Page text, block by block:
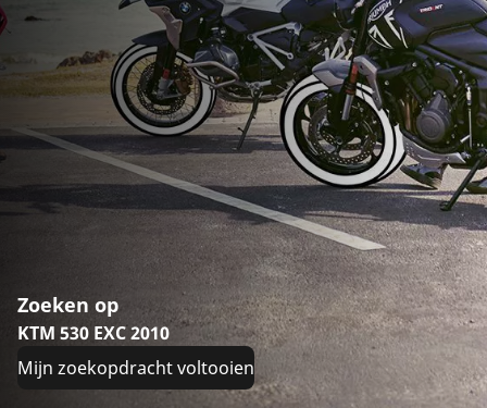
Zoeken op
KTM 530 EXC 2010
Mijn zoekopdracht voltooien